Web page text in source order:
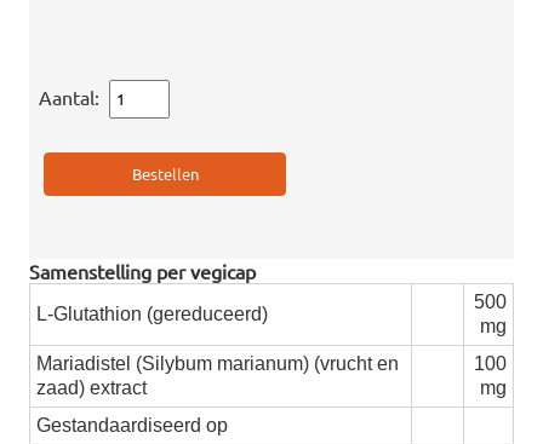
Aantal:
Samenstelling per vegicap
L-Glutathion (gereduceerd)
500
mg
Mariadistel (Silybum marianum) (vrucht en
zaad) extract
100
mg
Gestandaardiseerd op